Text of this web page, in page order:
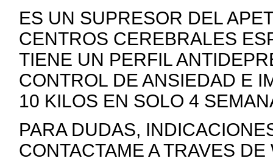
ES UN SUPRESOR DEL
CENTROS CEREBRALES
TIENE UN PERFIL
CONTROL DE ANSIEDAD E
10 KILOS EN SOLO 4
PARA DUDAS,
CONTACTAME A TRAVES